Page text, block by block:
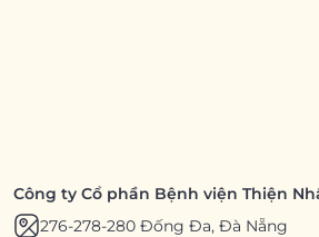
Công ty Cổ phần Bệnh viện Thiện
276-278-280 Đống Đa, Đà Nẵng